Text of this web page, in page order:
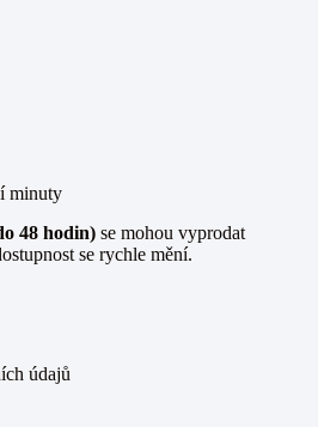
minuty
48 hodin) se mohou vyprodat
se rychle mění.
údajů